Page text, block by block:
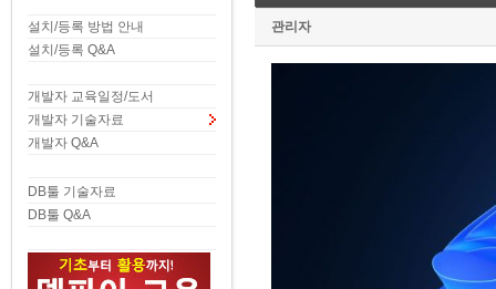
설치/등록 방법 안내
설치/등록 Q&A
개발자 교육일정/도서
개발자 기술자료
개발자 Q&A
DB툴 기술자료
DB툴 Q&A
관리자